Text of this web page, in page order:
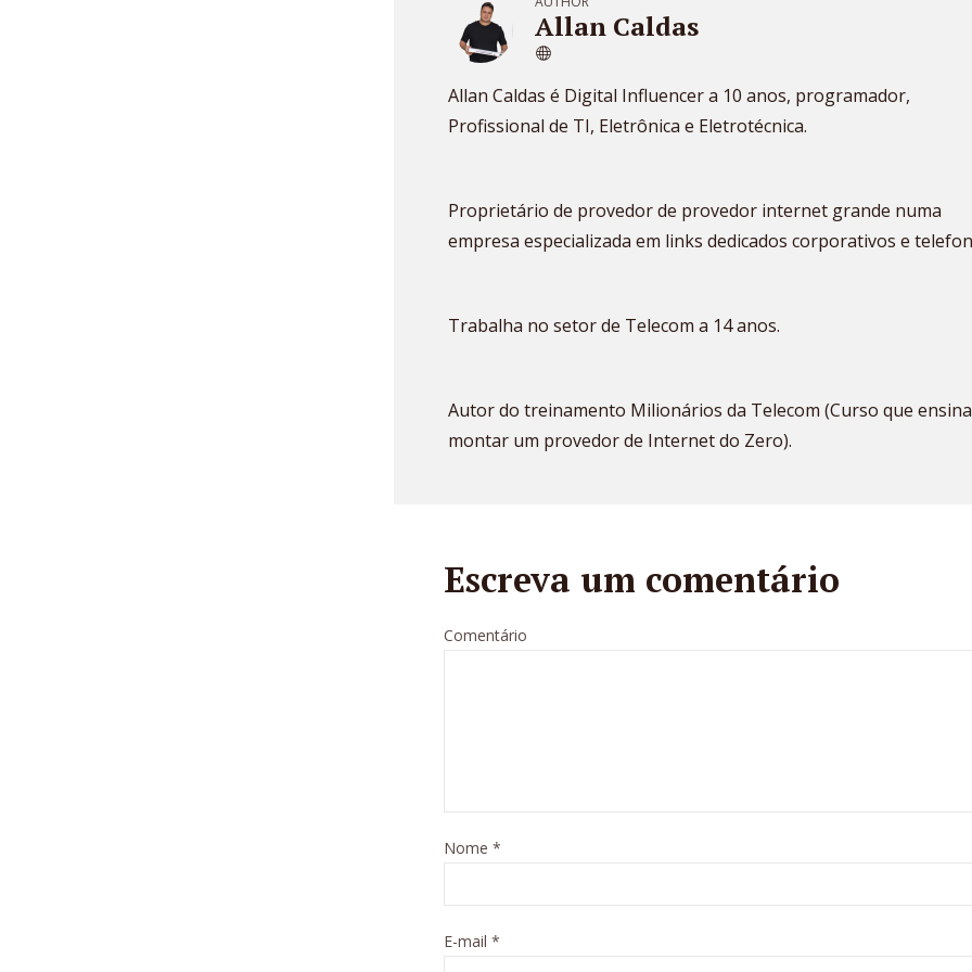
Allan Caldas
Allan Caldas é Digital Influencer a 10 anos, programador,
Profissional de TI, Eletrônica e Eletrotécnica.
Proprietário de provedor de provedor internet grande numa
empresa especializada em links dedicados corporativos e
Trabalha no setor de Telecom a 14 anos.
Autor do treinamento Milionários da Telecom (Curso que
montar um provedor de Internet do Zero).
Escreva um comentário
Comentário
Nome *
E-mail *